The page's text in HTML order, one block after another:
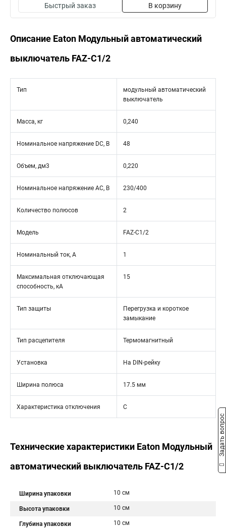
Быстрый заказ В корзину
Описание Eaton Модульный автоматический
выключатель FAZ-C1/2
Тип
модульный автоматический
выключатель
Масса, кг 0,240
Номинальное напряжение DC, В 48
Объем, дм3 0,220
Номинальное напряжение АС, В 230/400
Количество полюсов 2
Модель FAZ-C1/2
Номинальный ток, А 1
Максимальная отключающая
способность, кА
15
Тип защиты
Перегрузка и короткое
замыкание
Тип расцепителя Термомагнитный
Установка На DIN-рейку
Ширина полюса 17.5 мм
Характеристика отключения C
Технические характеристики Eaton Модульный
автоматический выключатель FAZ-C1/2
Ширина упаковки 10 см
Высота упаковки 10 см
Глубина упаковки 10 см
Задать вопрос